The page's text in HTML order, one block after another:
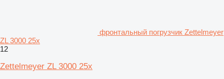
фронтальный погрузчик Zettelmeyer
ZL 3000 25x
12
Zettelmeyer ZL 3000 25x